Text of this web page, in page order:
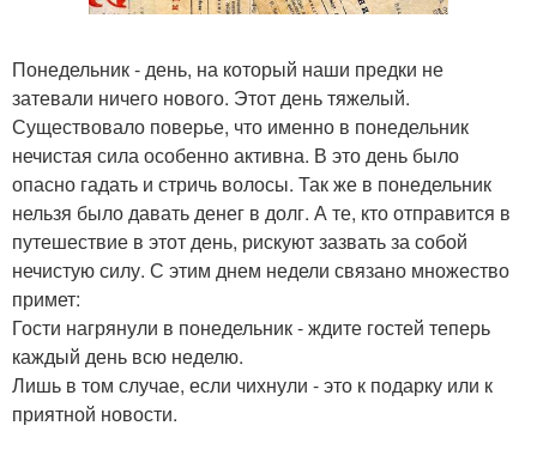
Понедельник - день, на который наши предки не
затевали ничего нового. Этот день тяжелый.
Существовало поверье, что именно в понедельник
нечистая сила особенно активна. В это день было
опасно гадать и стричь волосы. Так же в понедельник
нельзя было давать денег в долг. А те, кто отправится в
путешествие в этот день, рискуют зазвать за собой
нечистую силу. С этим днем недели связано множество
примет:
Гости нагрянули в понедельник - ждите гостей теперь
каждый день всю неделю.
Лишь в том случае, если чихнули - это к подарку или к
приятной новости.